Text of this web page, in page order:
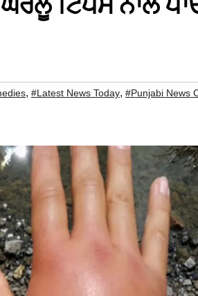
, #Latest News Today, #Punjabi News